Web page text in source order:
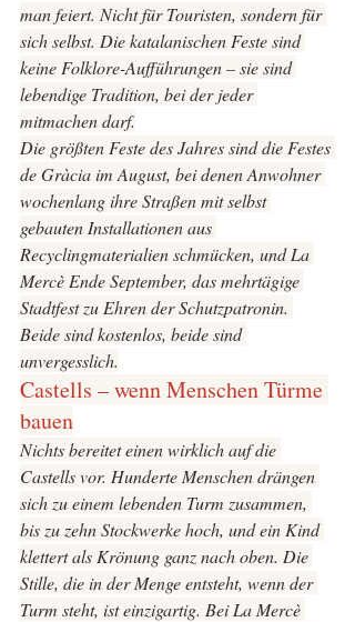
man feiert. Nicht für Touristen, sondern für
sich selbst. Die katalanischen Feste sind
keine Folklore-Aufführungen – sie sind
lebendige Tradition, bei der jeder
mitmachen darf.
Die größten Feste des Jahres sind die Festes
de Gràcia im August, bei denen Anwohner
wochenlang ihre Straßen mit selbst
gebauten Installationen aus
Recyclingmaterialien schmücken, und La
Mercè Ende September, das mehrtägige
Stadtfest zu Ehren der Schutzpatronin.
Beide sind kostenlos, beide sind
unvergesslich.
Castells – wenn Menschen Türme
bauen
Nichts bereitet einen wirklich auf die
Castells vor. Hunderte Menschen drängen
sich zu einem lebenden Turm zusammen,
bis zu zehn Stockwerke hoch, und ein Kind
klettert als Krönung ganz nach oben. Die
Stille, die in der Menge entsteht, wenn der
Turm steht, ist einzigartig. Bei La Mercè